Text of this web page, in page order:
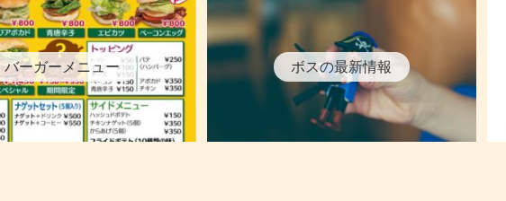
バーガーメニュー ボスの最新情報